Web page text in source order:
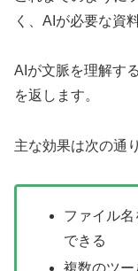
く、AIが必要な資
AIが文脈を理解す
を返します。
主な効果は次の通
ファイル
できる